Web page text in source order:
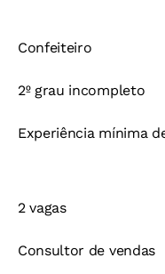
Confeiteiro
2º grau incompleto
Experiência mínima
2 vagas
Consultor de vendas